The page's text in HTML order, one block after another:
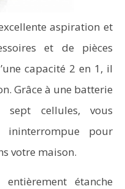
aspiration et
et de pièces
capacité 2 en 1, il
Grâce à une batterie
sept cellules, vous
ininterrompue pour
votre maison.
étanche